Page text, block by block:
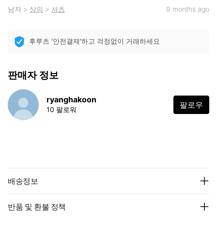
남자 > 상의 > 셔츠 9 months ago
후루츠 '안전결제'하고 걱정없이 거래하세요
판매자 정보
ryanghakoon
10 팔로워 팔로우
배송정보
반품 및 환불 정책